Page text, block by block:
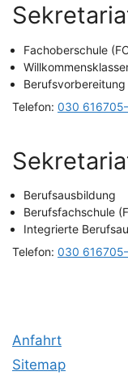
Fach­ober­schu­le
Berufs­vor­be­rei­tung
Tele­fon: 030
Berufs­aus­bil­dung
Berufs­fach­schu­le
Inte­grier­te
Tele­fon: 030
Anfahrt
Site­map